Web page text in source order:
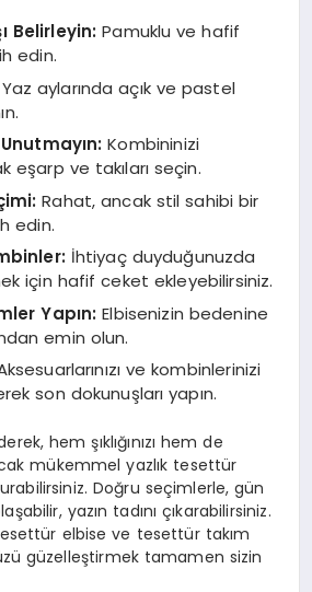
Belirleyin: Pamuklu ve hafif
edin.
Yaz aylarında açık ve pastel
Kombininizi
eşarp ve takıları seçin.
Rahat, ancak stil sahibi bir
edin.
İhtiyaç duyduğunuzda
için hafif ceket ekleyebilirsiniz.
Yapın: Elbisenizin bedenine
emin olun.
ve kombinlerinizi
son dokunuşları yapın.
hem şıklığınızı hem de
mükemmel yazlık tesettür
Doğru seçimlerle, gün
yazın tadını çıkarabilirsiniz.
elbise ve tesettür takım
güzelleştirmek tamamen sizin